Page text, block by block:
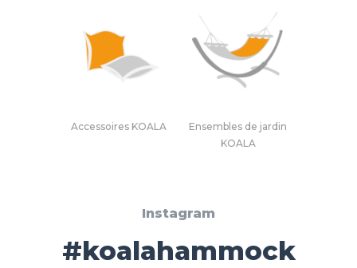
Accessoires KOALA
Ensembles de jardin
KOALA
Instagram
#koalahammock